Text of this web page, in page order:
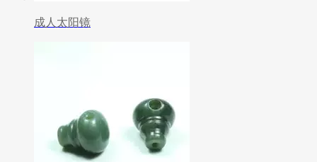
成人太阳镜